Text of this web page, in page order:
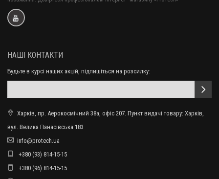
НАШІ КОНТАКТИ
Будьте в курсі наших акцій, підпишіться на розсилку:
Харків, пр. Аерокосмічний 38а, офіс 207. Пункт видачі товару: Харків,
вул. Велика Панасівська 183
info@protech.ua
+380 (93) 814-15-15
+380 (96) 814-15-15